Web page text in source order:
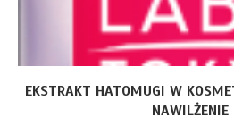
EKSTRAKT HATOMUGI W
NAWILŻENIE